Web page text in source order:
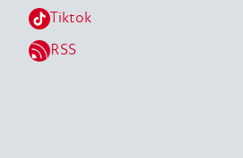
Tiktok
RSS